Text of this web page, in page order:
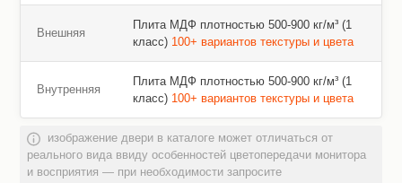
Внешняя
Плита МДФ плотностью 500-900 кг/м³ (1
класс) 100+ вариантов текстуры и цвета
Внутренняя
Плита МДФ плотностью 500-900 кг/м³ (1
класс) 100+ вариантов текстуры и цвета
изображение двери в каталоге может отличаться от
реального вида ввиду особенностей цветопередачи монитора
и восприятия — при необходимости запросите